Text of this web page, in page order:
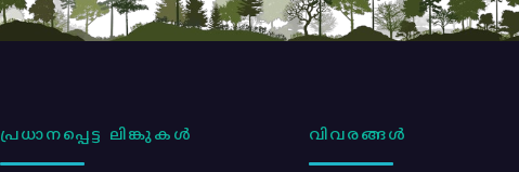
പ്രധാനപ്പെട്ട ലിങ്കുകൾ വിവരങ്ങൾ